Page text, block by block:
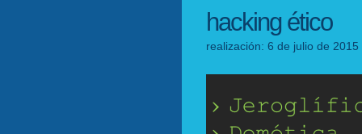
hacking ético
realización: 6 de julio de